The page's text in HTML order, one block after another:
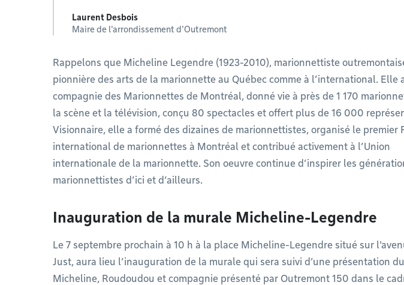
Laurent Desbois
Maire de l'arrondissement d'Outremont
Rappelons que Micheline Legendre (1923-2010), marionnettiste
pionnière des arts de la marionnette au Québec comme à l’international. Elle
compagnie des Marionnettes de Montréal, donné vie à près de 1 170
la scène et la télévision, conçu 80 spectacles et offert plus de 16 000
Visionnaire, elle a formé des dizaines de marionnettistes, organisé le premier
international de marionnettes à Montréal et contribué activement à l’Union
internationale de la marionnette. Son oeuvre continue d’inspirer les
marionnettistes d’ici et d’ailleurs.
Inauguration de la murale Micheline-Legendre
Le 7 septembre prochain à 10 h à la place Micheline-Legendre situé sur
Just, aura lieu l’inauguration de la murale qui sera suivi d’une présentation
Micheline, Roudoudou et compagnie présenté par Outremont 150 dans le